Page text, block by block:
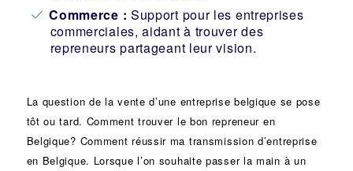
Commerce : Support pour les entreprises
commerciales, aidant à trouver des
repreneurs partageant leur vision.
La question de la vente d’une entreprise belgique se pose
tôt ou tard. Comment trouver le bon repreneur en
Belgique? Comment réussir ma transmission d’entreprise
en Belgique. Lorsque l’on souhaite passer la main à un